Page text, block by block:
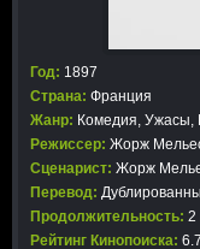
Год: 1897
Страна: Франция
Жанр: Комедия, Ужасы,
Режиссер: Жорж
Сценарист: Жорж
Перевод:
Продолжительность: 2
Рейтинг Кинопоиска: 6.7